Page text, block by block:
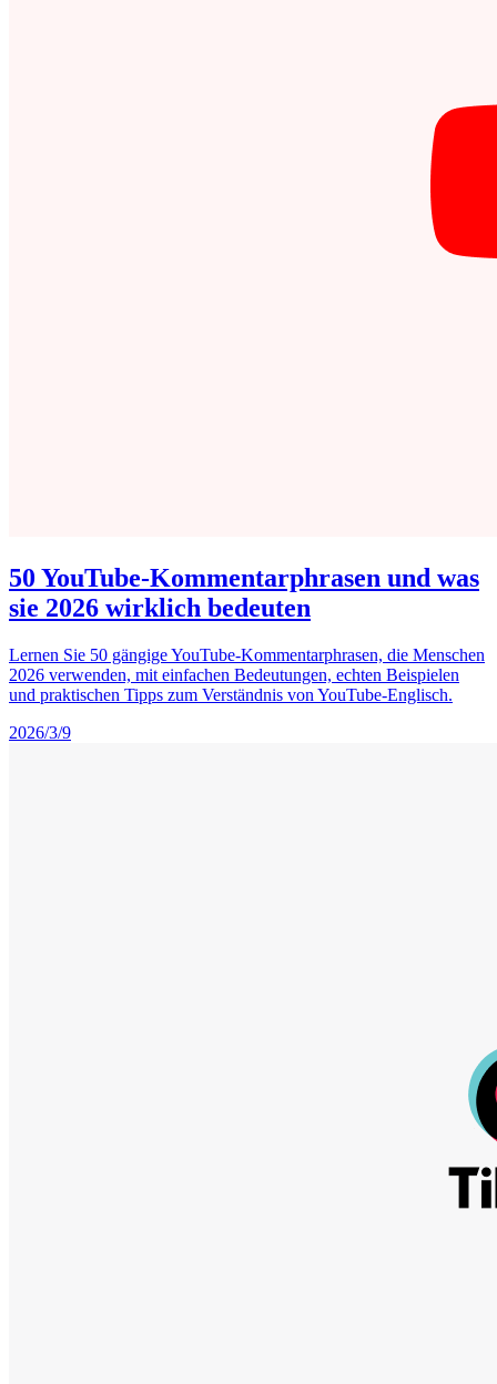
50 YouTube-Kommentarphrasen und was
sie 2026 wirklich bedeuten
Lernen Sie 50 gängige YouTube-Kommentarphrasen, die Menschen
2026 verwenden, mit einfachen Bedeutungen, echten Beispielen
und praktischen Tipps zum Verständnis von YouTube-Englisch.
2026/3/9